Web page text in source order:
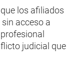
los afiliados
acceso a
judicial que